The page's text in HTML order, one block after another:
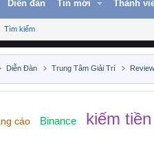
Diễn đàn Tin mới Thành
Tìm kiếm
Diễn Đàn Trung Tâm Giải Trí
cáo Binance kiếm tiền